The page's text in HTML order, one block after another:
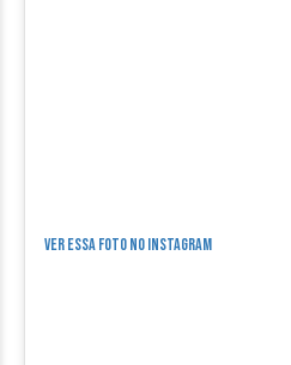
Ver essa foto no Instagram